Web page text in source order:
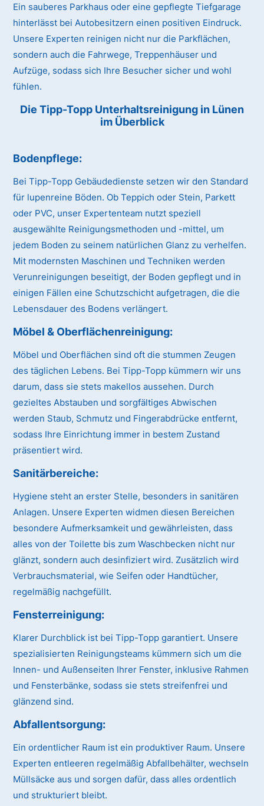
Ein sauberes Parkhaus oder eine gepflegte Tiefgarage
hinterlässt bei Autobesitzern einen positiven Eindruck.
Unsere Experten reinigen nicht nur die Parkflächen,
sondern auch die Fahrwege, Treppenhäuser und
Aufzüge, sodass sich Ihre Besucher sicher und wohl
fühlen.
Die Tipp-Topp Unterhaltsreinigung in Lünen
im Überblick
Bodenpflege:
Bei Tipp-Topp Gebäudedienste setzen wir den Standard
für lupenreine Böden. Ob Teppich oder Stein, Parkett
oder PVC, unser Expertenteam nutzt speziell
ausgewählte Reinigungsmethoden und -mittel, um
jedem Boden zu seinem natürlichen Glanz zu verhelfen.
Mit modernsten Maschinen und Techniken werden
Verunreinigungen beseitigt, der Boden gepflegt und in
einigen Fällen eine Schutzschicht aufgetragen, die die
Lebensdauer des Bodens verlängert.
Möbel & Oberflächenreinigung:
Möbel und Oberflächen sind oft die stummen Zeugen
des täglichen Lebens. Bei Tipp-Topp kümmern wir uns
darum, dass sie stets makellos aussehen. Durch
gezieltes Abstauben und sorgfältiges Abwischen
werden Staub, Schmutz und Fingerabdrücke entfernt,
sodass Ihre Einrichtung immer in bestem Zustand
präsentiert wird.
Sanitärbereiche:
Hygiene steht an erster Stelle, besonders in sanitären
Anlagen. Unsere Experten widmen diesen Bereichen
besondere Aufmerksamkeit und gewährleisten, dass
alles von der Toilette bis zum Waschbecken nicht nur
glänzt, sondern auch desinfiziert wird. Zusätzlich wird
Verbrauchsmaterial, wie Seifen oder Handtücher,
regelmäßig nachgefüllt.
Fensterreinigung:
Klarer Durchblick ist bei Tipp-Topp garantiert. Unsere
spezialisierten Reinigungsteams kümmern sich um die
Innen- und Außenseiten Ihrer Fenster, inklusive Rahmen
und Fensterbänke, sodass sie stets streifenfrei und
glänzend sind.
Abfallentsorgung:
Ein ordentlicher Raum ist ein produktiver Raum. Unsere
Experten entleeren regelmäßig Abfallbehälter, wechseln
Müllsäcke aus und sorgen dafür, dass alles ordentlich
und strukturiert bleibt.